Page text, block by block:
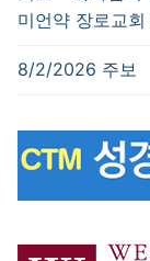
미언약 장로교
8/2/2026 주보